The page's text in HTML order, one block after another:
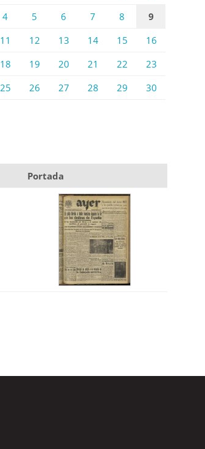
4 5 6 7 8
9
11 12 13 14 15
16
18 19 20 21 22
23
25 26 27 28 29 30
Portada